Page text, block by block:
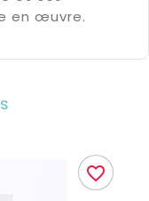
en œuvre.
favorite_border